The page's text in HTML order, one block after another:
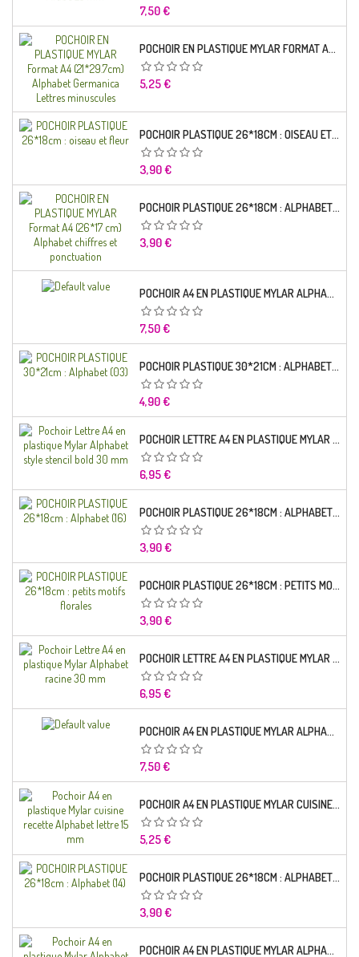
Prix
7,50 €
POCHOIR EN PLASTIQUE MYLAR FORMAT A4 (21*29.7CM) ALPHABET GERMANICA LETTRES MINUSCULES
Prix
5,25 €
POCHOIR PLASTIQUE 26*18CM : OISEAU ET FLEUR
Prix
3,90 €
POCHOIR PLASTIQUE 26*18CM : ALPHABET (03)
Prix
3,90 €
POCHOIR A4 EN PLASTIQUE MYLAR ALPHABET LETTRE TYPO CHARLEMAGNE 28 MM
Prix
7,50 €
POCHOIR PLASTIQUE 30*21CM : ALPHABET (03)
Prix
4,90 €
POCHOIR LETTRE A4 EN PLASTIQUE MYLAR ALPHABET STYLE STENCIL BOLD 30 MM
Prix
6,95 €
POCHOIR PLASTIQUE 26*18CM : ALPHABET (16)
Prix
3,90 €
POCHOIR PLASTIQUE 26*18CM : PETITS MOTIFS FLORALES
Prix
3,90 €
POCHOIR LETTRE A4 EN PLASTIQUE MYLAR ALPHABET RACINE 30 MM
Prix
6,95 €
POCHOIR A4 EN PLASTIQUE MYLAR ALPHABET LETTRE TYPO SEGOE 25 MM
Prix
7,50 €
POCHOIR A4 EN PLASTIQUE MYLAR CUISINE RECETTE ALPHABET LETTRE 15 MM
Prix
5,25 €
POCHOIR PLASTIQUE 26*18CM : ALPHABET (14)
Prix
3,90 €
POCHOIR A4 EN PLASTIQUE MYLAR ALPHABET LETTRE TYPO CHARLEMAGNE